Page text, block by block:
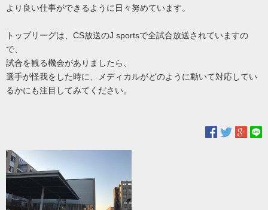
より良い仕事ができるように日々努めています。
トップリーグは、CS放送のJ sportsで全試合放送されていますの
で、
試合を観る機会がありましたら、
選手が怪我をした時に、メディカルがどのように動いて対応してい
るかにも注目してみてください。